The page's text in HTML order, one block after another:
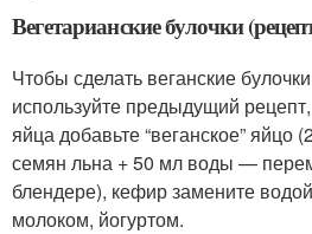
Вегетарианские булочки
Чтобы сделать веганские
используйте предыдущий
яйца добавьте “веганское” яйцо
семян льна + 50 мл воды —
блендере), кефир замените
молоком, йогуртом.